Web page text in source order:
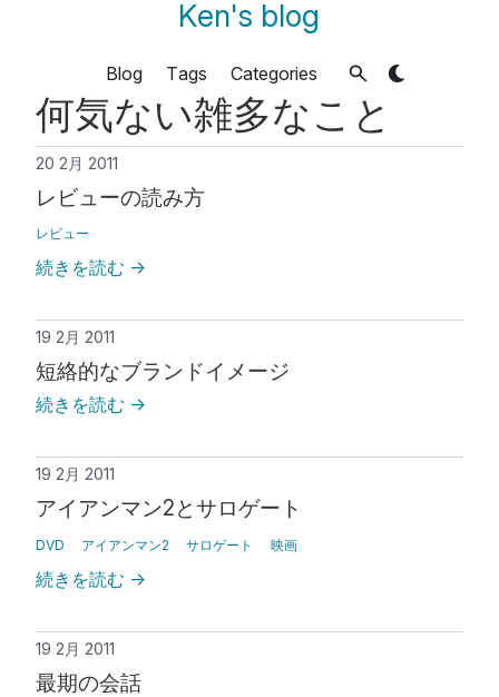
Ken's blog
Blog Tags Categories
何気ない雑多なこと
20 2月 2011
レビューの読み方
レビュー
続きを読む →
19 2月 2011
短絡的なブランドイメージ
続きを読む →
19 2月 2011
アイアンマン2とサロゲート
DVD アイアンマン2 サロゲート 映画
続きを読む →
19 2月 2011
最期の会話